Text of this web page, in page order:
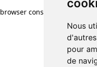
Nous
pour
de
browser console for more